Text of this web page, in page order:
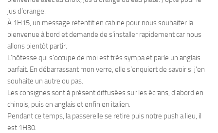
jus d’orange.
À 1H15, un message retentit en cabine pour nous souhaiter la
bienvenue à bord et demande de s’installer rapidement car nous
allons bientôt partir.
L’hôtesse qui s’occupe de moi est très sympa et parle un anglais
parfait. En débarrassant mon verre, elle s’enquiert de savoir si j’en
souhaite un autre ou pas.
Les consignes sont à présent diffusées sur les écrans, d’abord en
chinois, puis en anglais et enfin en italien.
Pendant ce temps, la passerelle se retire puis notre push a lieu, il
est 1H30.